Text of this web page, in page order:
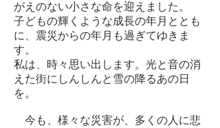
がえのない小さな命を迎えました。
子どもの輝くような成長の年月ととも
に、震災からの年月も過ぎてゆきま
す。
私は、時々思い出します。光と音の消
えた街にしんしんと雪の降るあの日
を。
今も、様々な災害が、多くの人に悲